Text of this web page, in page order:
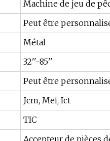
Machine de jeu de
Peut être
Métal
32''-85''
Peut être
Jcm, Mei, Ict
TIC